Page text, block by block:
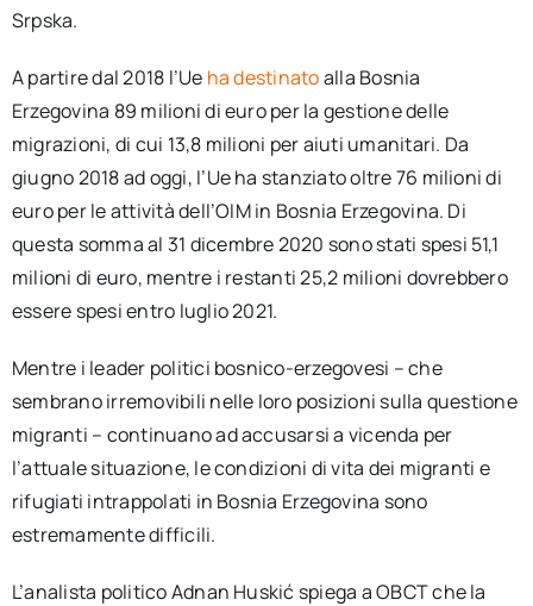
Srpska.
A partire dal 2018 l’Ue ha destinatoalla Bosnia
Erzegovina 89 milioni di euro per la gestione delle
migrazioni, di cui 13,8 milioni per aiuti umanitari. Da
giugno 2018 ad oggi, l’Ue ha stanziato oltre 76 milioni di
euro per le attività dell’OIM in Bosnia Erzegovina. Di
questa somma al 31 dicembre 2020 sono stati spesi 51,1
milioni di euro, mentre i restanti 25,2 milioni dovrebbero
essere spesi entro luglio 2021.
Mentre i leader politici bosnico-erzegovesi – che
sembrano irremovibili nelle loro posizioni sulla questione
migranti – continuano ad accusarsi a vicenda per
l’attuale situazione, le condizioni di vita dei migranti e
rifugiati intrappolati in Bosnia Erzegovina sono
estremamente difficili.
L’analista politico Adnan Huskić spiega a OBCT che la